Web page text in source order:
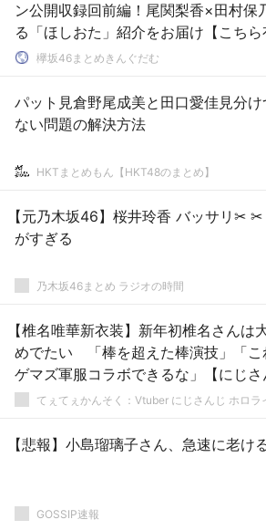
ン公開収録回前編！尾関梨香×田村保
る「ほしおた」紹介をお届け【こちら
町星空放送局】
欅坂46まとめきんぐだむ
パット見倉野尾成美と田口愛佳見分け
ない問題の解決方法
HKTまとめもん【HKT48のまとめ】
【元乃木坂46】桜井玲香 バッサリ✂︎
がすぎる
乃木坂46まとめ ラジオの時間
【椎名唯華新衣装】新年初椎名さんは
めでたい 「棒を超えた棒演技」「こ
ゲマズ軍服コラボできるな」【にじさ
じ】
【悲報】小島瑠璃子さん、急速に老け
GOSSIP速報